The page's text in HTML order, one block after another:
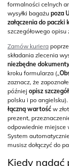
formalności celnych
wysyłki bagażu poza
załączenia do
szczegółowego
Zamów kuriera
składania zlecenia
niezbędne
kroku formularza („
zaznacz, że
później opisz
polsku i po
łączną wartość w
prezent,
odpowiednie miejsce
System
musisz dołączyć do
Kiedy nadać